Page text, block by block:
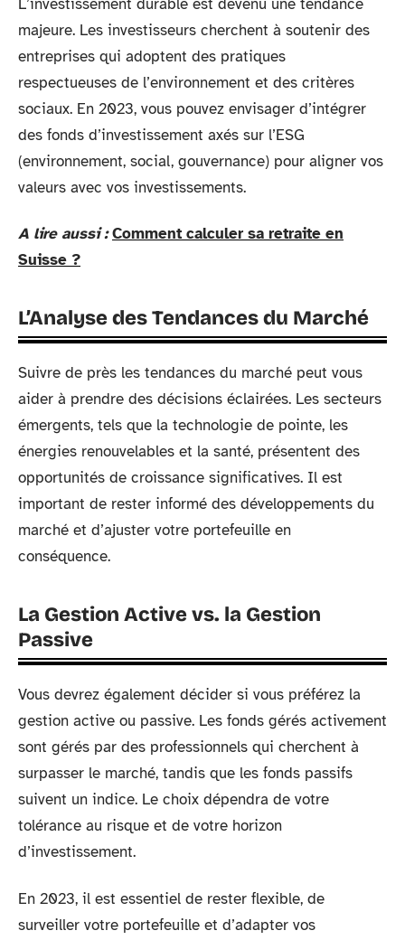
majeure. Les investisseurs cherchent à soutenir des
entreprises qui adoptent des pratiques
respectueuses de l’environnement et des critères
sociaux. En 2023, vous pouvez envisager d’intégrer
des fonds d’investissement axés sur l’ESG
(environnement, social, gouvernance) pour aligner vos
valeurs avec vos investissements.
A lire aussi : Comment calculer sa retraite en
Suisse ?
L’Analyse des Tendances du Marché
Suivre de près les tendances du marché peut vous
aider à prendre des décisions éclairées. Les secteurs
émergents, tels que la technologie de pointe, les
énergies renouvelables et la santé, présentent des
opportunités de croissance significatives. Il est
important de rester informé des développements du
marché et d’ajuster votre portefeuille en
conséquence.
La Gestion Active vs. la Gestion
Passive
Vous devrez également décider si vous préférez la
gestion active ou passive. Les fonds gérés activement
sont gérés par des professionnels qui cherchent à
surpasser le marché, tandis que les fonds passifs
suivent un indice. Le choix dépendra de votre
tolérance au risque et de votre horizon
d’investissement.
En 2023, il est essentiel de rester flexible, de
surveiller votre portefeuille et d’adapter vos